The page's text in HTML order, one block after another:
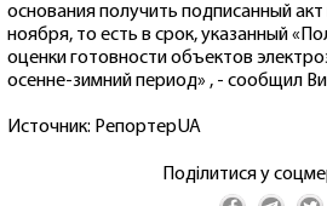
основания получить подписанный
ноября, то есть в срок, указанный
оценки готовности объектов
осенне-зимний период» , - сообщил
Источник: РепортерUA
Поділитися у